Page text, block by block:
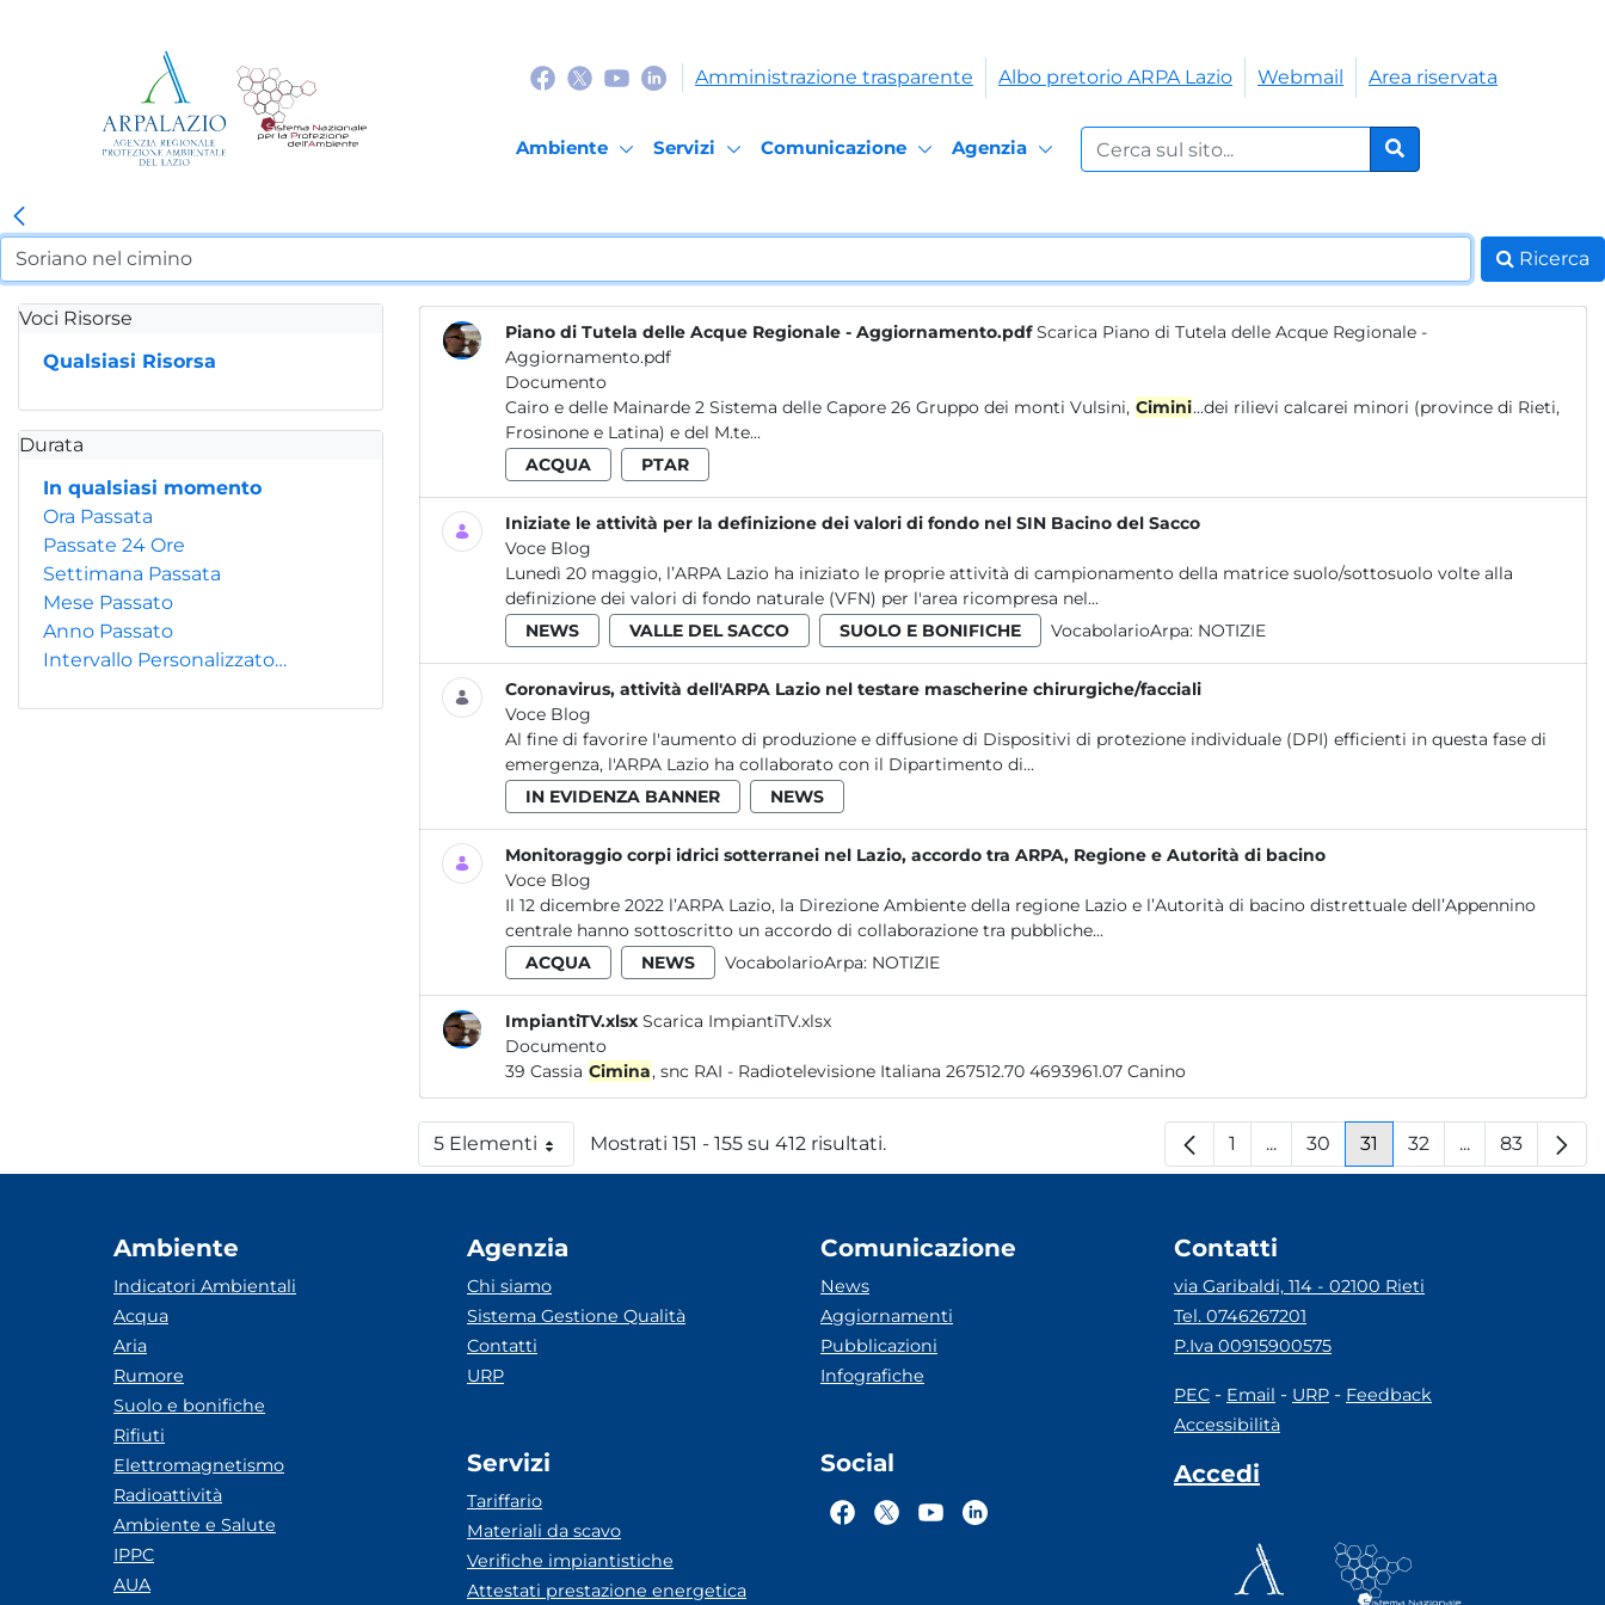
Amministrazione trasparente Albo pretorio ARPA Lazio Webmail Area riservata
Ambiente Servizi Comunicazione Agenzia
Cerca nel sito:
Cerca
Ricerca
Voci Risorse
Qualsiasi Risorsa
Durata
In qualsiasi momento
Ora Passata
Passate 24 Ore
Settimana Passata
Mese Passato
Anno Passato
Intervallo Personalizzato…
Piano di Tutela delle Acque Regionale - Aggiornamento.pdf Scarica Piano di Tutela delle Acque Regionale -
Aggiornamento.pdf
Documento
Cairo e delle Mainarde 2 Sistema delle Capore 26 Gruppo dei monti Vulsini, Cimini...dei rilievi calcarei minori (province di Rieti,
Frosinone e Latina) e del M.te...
ACQUA
PTAR
Iniziate le attività per la definizione dei valori di fondo nel SIN Bacino del Sacco
Voce Blog
Lunedì 20 maggio, l’ARPA Lazio ha iniziato le proprie attività di campionamento della matrice suolo/sottosuolo volte alla
definizione dei valori di fondo naturale (VFN) per l'area ricompresa nel...
NEWS
VALLE DEL SACCO SUOLO E BONIFICHE VocabolarioArpa: NOTIZIE
Coronavirus, attività dell'ARPA Lazio nel testare mascherine chirurgiche/facciali
Voce Blog
Al fine di favorire l'aumento di produzione e diffusione di Dispositivi di protezione individuale (DPI) efficienti in questa fase di
emergenza, l'ARPA Lazio ha collaborato con il Dipartimento di...
IN EVIDENZA BANNER
NEWS
Monitoraggio corpi idrici sotterranei nel Lazio, accordo tra ARPA, Regione e Autorità di bacino
Voce Blog
Il 12 dicembre 2022 l’ARPA Lazio, la Direzione Ambiente della regione Lazio e l’Autorità di bacino distrettuale dell’Appennino
centrale hanno sottoscritto un accordo di collaborazione tra pubbliche...
ACQUA
NEWS VocabolarioArpa: NOTIZIE
ImpiantiTV.xlsx Scarica ImpiantiTV.xlsx
Documento
39 Cassia Cimina , snc RAI - Radiotelevisione Italiana 267512.70 4693961.07 Canino
5 ElementiPer paginaMostrati 151 - 155 su 412 risultati. Pagina
1 ...Pagine intermedie
Pagina
30 Pagina
31 Pagina
32 ...PaginePagina
83
Ambiente
Indicatori Ambientali
Acqua
Aria
Rumore
Suolo e bonifiche
Rifiuti
Elettromagnetismo
Radioattività
Ambiente e Salute
IPPC
AUA
Agenzia
Chi siamo
Sistema Gestione Qualità
Contatti
URP
Servizi
Tariffario
Materiali da scavo
Verifiche impiantistiche
Attestati prestazione energetica
Comunicazione
News
Aggiornamenti
Pubblicazioni
Infografiche
Social
Contatti
via Garibaldi, 114 - 02100 Rieti
Tel. 0746267201
P.Iva 00915900575
PEC - Email - URP - Feedback
Accessibilità
Accedi